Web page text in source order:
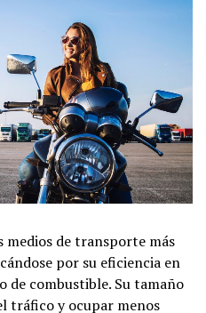
medios de transporte más
por su eficiencia en
de combustible. Su tamaño
tráfico y ocupar menos